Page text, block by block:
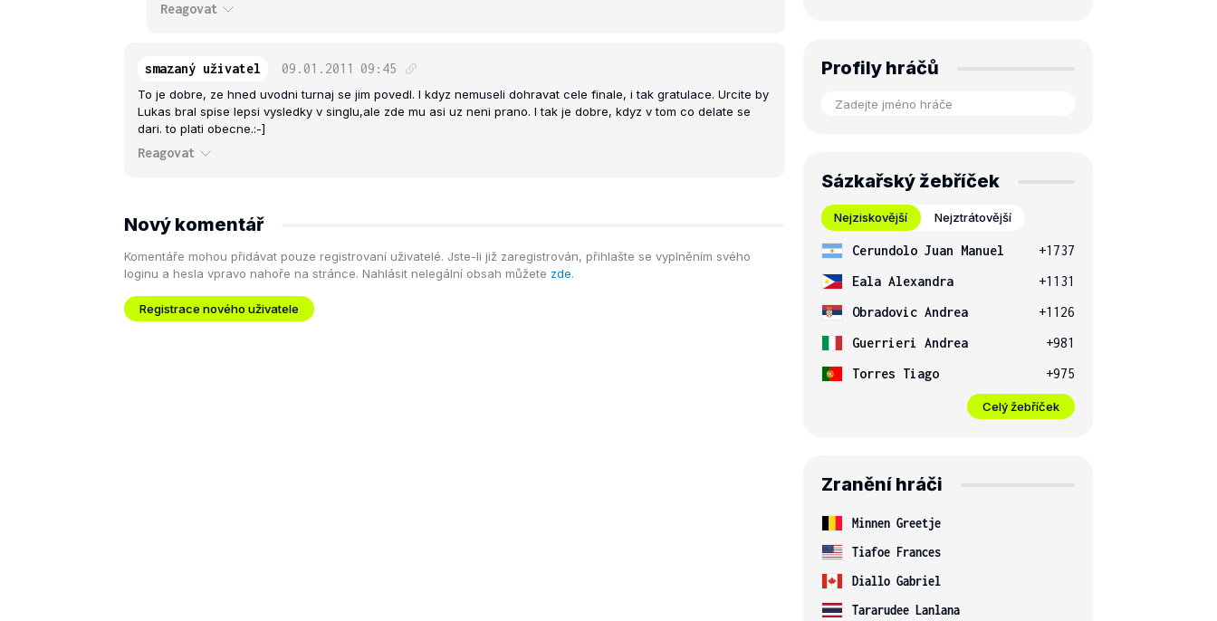
Reagovat
smazaný uživatel 09.01.2011 09:45
To je dobre, ze hned uvodni turnaj se jim povedl. I kdyz nemuseli dohravat cele finale, i tak gratulace. Urcite by
Lukas bral spise lepsi vysledky v singlu,ale zde mu asi uz neni prano. I tak je dobre, kdyz v tom co delate se
dari. to plati obecne.:-]
Reagovat
Nový komentář
Komentáře mohou přidávat pouze registrovaní uživatelé. Jste-li již zaregistrován, přihlašte se vyplněním svého
loginu a hesla vpravo nahoře na stránce. Nahlásit nelegální obsah můžete zde.
Registrace nového uživatele
Profily hráčů
Sázkařský žebříček
Nejziskovější Nejztrátovější
Cerundolo Juan Manuel
+1737
Eala Alexandra
+1131
Obradovic Andrea
+1126
Guerrieri Andrea
+981
Torres Tiago
+975
Celý žebříček
Zranění hráči
Minnen Greetje
Tiafoe Frances
Diallo Gabriel
Tararudee Lanlana